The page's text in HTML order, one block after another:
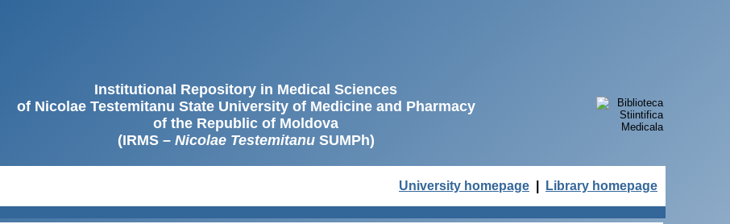
Institutional Repository in Medical Sciences
of Nicolae Testemitanu State University of Medicine and Pharmacy
of the Republic of Moldova
(IRMS – Nicolae TestemitanuSUMPh)
University homepage Library homepage